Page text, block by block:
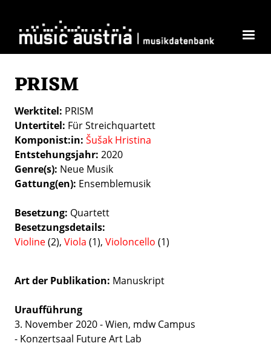
PRISM
Werktitel PRISM
Untertitel Für Streichquartett
Komponist:in Šušak Hristina
Entstehungsjahr 2020
Genre(s) Neue Musik
Gattung(en) Ensemblemusik
Besetzung Quartett
Besetzungsdetails
Violine(2), Viola (1), Violoncello (1)
Art der Publikation Manuskript
Uraufführung
3. November 2020 - Wien, mdw Campus
- Konzertsaal Future Art Lab